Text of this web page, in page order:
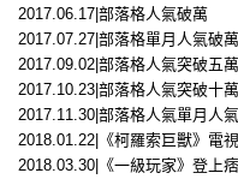
2017.06.17|部落格人氣破萬
2017.07.27|部落格單月人氣破
2017.09.02|部落格人氣突破五萬
2017.10.23|部落格人氣突破十萬
2017.11.30|部落格人氣單月人
2018.01.22|《柯羅索巨獸》電
2018.03.30|《一級玩家》登上